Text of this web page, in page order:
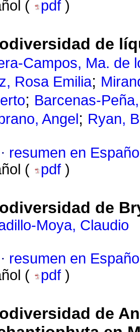
(
pdf )
de
Campos, Ma. de
Rosa Emilia;
; Barcenas-
Angel ; Ryan,
· resumen en
(
pdf )
de
Moya, Claudio
· resumen en
(
pdf )
de